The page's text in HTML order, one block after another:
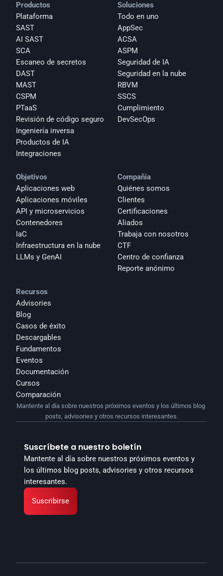
Productos
Plataforma
SAST
AI SAST
SCA
Escaneo de secretos
DAST
MAST
CSPM
PTaaS
Revisión de código seguro
Ingeniería inversa
Productos de IA
Integraciones
Soluciones
Todo en uno
AppSec
ACSA
ASPM
Seguridad de IA
Seguridad en la nube
RBVM
SSCS
Cumplimiento
DevSecOps
Objetivos
Aplicaciones web
Aplicaciones móviles
API y microservicios
Contenedores
IaC
Infraestructura en la nube
LLMs y GenAI
Compañía
Quiénes somos
Clientes
Certificaciones
Aliados
Trabaja con nosotros
CTF
Centro de confianza
Reporte anónimo
Recursos
Advisories
Blog
Casos de éxito
Descargables
Fundamentos
Eventos
Documentación
Cursos
Comparación
Suscríbete a nuestro boletín
Mantente al día sobre nuestros próximos eventos y
los últimos blog posts, advisories y otros recursos
interesantes.
Suscribirse
Mantente al día sobre nuestros próximos eventos y los últimos blog
posts, advisories y otros recursos interesantes.